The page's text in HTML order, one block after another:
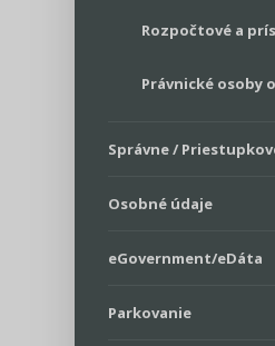
Rozpočtové a
Právnické osoby
Správne /
Osobné údaje
eGovernment/eDáta
Parkovanie